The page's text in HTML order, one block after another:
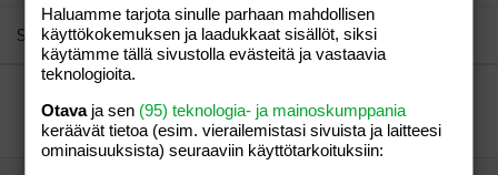
26
Trebuchet MS
Verdana
Similar threads
neiti86 Perhe-elämä
1
Perhe-elämä
17.01.2006
Henspa K
Haluamme tarjota sinulle parhaan mahdollisen
käyttökokemuksen ja laadukkaat sisällöt, siksi
käytämme tällä sivustolla evästeitä ja vastaavia
teknologioita.
Otavaja sen (95) teknologia- ja mainoskumppania
keräävät tietoa (esim. vierailemis­tasi sivuista ja laitteesi
ominaisuuk­sista) seuraaviin käyttötarkoituksiin: